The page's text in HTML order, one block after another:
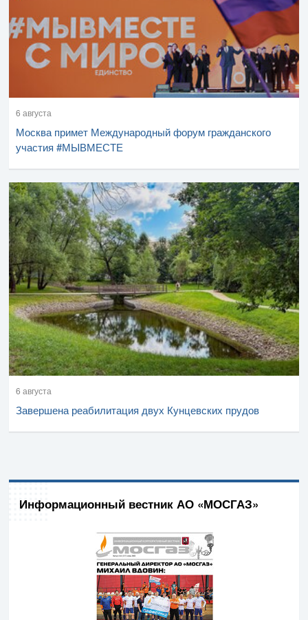
6 августа
Москва примет Международный форум гражданского
участия #МЫВМЕСТЕ
6 августа
Завершена реабилитация двух Кунцевских прудов
Информационный вестник АО «МОСГАЗ»